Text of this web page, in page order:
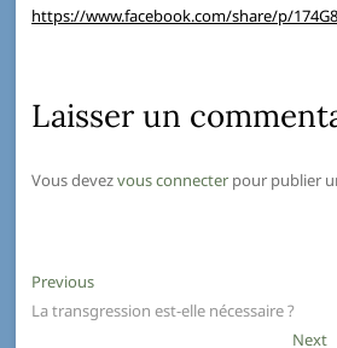
https://www.facebook.com/share/p/
Laisser un
Vous devezvous connecter pour publier
Previous
La transgression est-elle nécessaire ?
Next